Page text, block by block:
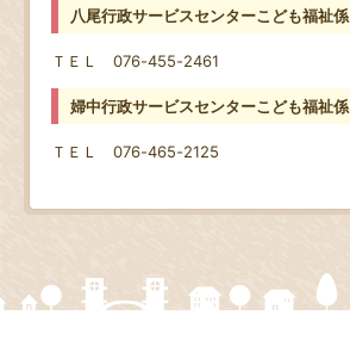
八尾行政サービスセンターこども福祉係
ＴＥＬ 076-455-2461
婦中行政サービスセンターこども福祉係
ＴＥＬ 076-465-2125